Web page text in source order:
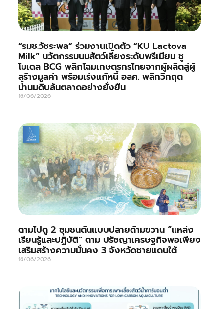
“รมช.วัชระพล” ร่วมงานเปิดตัว “KU Lactova
Milk” นวัตกรรมนมสัตว์เลี้ยงระดับพรีเมียม ชู
โมเดล BCG พลิกโฉมเกษตรกรไทยจากผู้ผลิตสู่ผู้
สร้างมูลค่า พร้อมเร่งแก้หนี้ อสค. พลิกวิกฤต
น้ำนมดิบล้นตลาดอย่างยั่งยืน
16/06/2026
ตามไปดู 2 ชุมชนต้นแบบปลายด้ามขวาน “แหล่ง
เรียนรู้และปฏิบัติ” ตาม ปรัชญาเศรษฐกิจพอเพียง
เสริมสร้างความมั่นคง 3 จังหวัดชายแดนใต้
16/06/2026